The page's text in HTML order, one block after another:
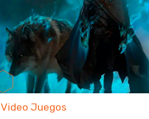
Video Juegos